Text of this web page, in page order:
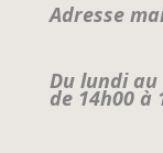
Adresse
Du lundi au
de 14h00 à